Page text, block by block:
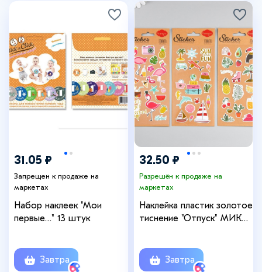
31.05 ₽
Запрещен к продаже на
маркетах
Набор наклеек "Мои
первые…" 13 штук
Завтра
32.50 ₽
Разрешён к продаже на
маркетах
Наклейка пластик золотое
тиснение "Отпуск" МИКС
Завтра